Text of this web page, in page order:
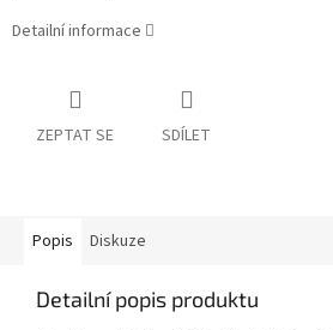
Detailní informace
ZEPTAT SE SDÍLET
Popis Diskuze
Detailní popis produktu